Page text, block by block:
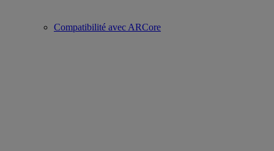
Compatibilité avec ARCore